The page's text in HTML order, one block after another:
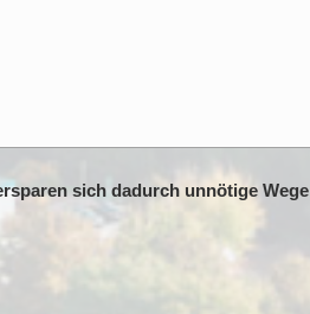
sich dadurch unnötige Wege